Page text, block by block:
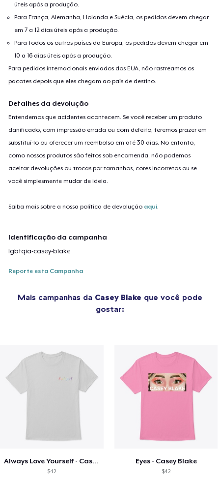
úteis após a produção.
Para França, Alemanha, Holanda e Suécia, os pedidos devem chegar
em 7 a 12 dias úteis após a produção.
Para todos os outros países da Europa, os pedidos devem chegar em
10 a 16 dias úteis após a produção.
Para pedidos internacionais enviados dos EUA, não rastreamos os
pacotes depois que eles chegam ao país de destino.
Detalhes da devolução
Entendemos que acidentes acontecem. Se você receber um produto
danificado, com impressão errada ou com defeito, teremos prazer em
substituí-lo ou oferecer um reembolso em até 30 dias. No entanto,
como nossos produtos são feitos sob encomenda, não podemos
aceitar devoluções ou trocas por tamanhos, cores incorretos ou se
você simplesmente mudar de ideia.
Saiba mais sobre a nossa política de devolução aqui
Identificação da campanha
lgbtqia-casey-blake
Reporte esta Campanha
Mais campanhas da Casey Blake que você pode
gostar:
Always Love Yourself - Casey Blake
$42
Eyes - Casey Blake
$42